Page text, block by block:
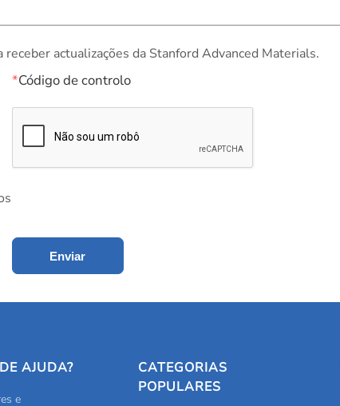
actualizações da Stanford Advanced Materials.
*Código de controlo
Enviar
AJUDA?
e
CATEGORIAS
POPULARES